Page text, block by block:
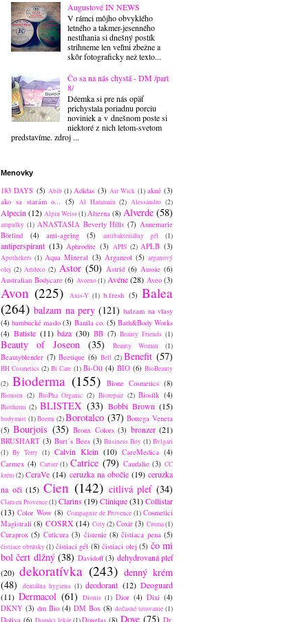
Augustové IN NEWS
V rámci môjho obvyklého
letného a takmer-jesenného
nestíhania si dnešný postík
strihneme len veľmi zbežne a
skôr fotograficky než texto...
Čo sa na nás chystá - DM /part
8/
Déemka si pre nás opäť
prichystala poriadnu porciu
noviniek a v dnešnom poste si
niektoré z nich letom-svetom
predstavíme. zdroj ...
Menovky
183 DAYS (5) Abib (1) Adidas (3) Air Wick (1) akné (3)
ako sa starám o...
(5) Al Haramain (2) Alessandro (2)
Alpecin (12) Alpin Weiss(1) Alterna (8) Alverde (58)
ampulky (1) ANASTASIA Beverly Hills (7) Annemarie
Börlind
(4) anti-ageing (5) antibakteriálny gél (1)
antiperspirant (13) Aphrodite (3) APIS (2) APLB (3)
Apothekers (1) Aqua Mineral (3) Arganeol (5) arganový
olej (2) Artdeco (2) Astor (50) Astrid (6) Aussie (6)
Australian Bodycare (6) Aveeno(1) Avéne (28) Aveo (3)
Avon (225) Axis-Y (1) b.fresh (5) Balea
(264) balzam na pery (121) balzam na vlasy
(4) bambucké maslo (3) Banila co. (5) Bath&Body Works
(4) Batiste (11) báza (30) BB (7) Beauty Friends (1)
Beauty of Joseon (35) Beauty Woman (1)
Beautyblender (7) Beetique (6) Bell (2) Benefit (57)
BH Cosmetics (2) Bi Care (1) Bi-Oil (4) BIO (6) BioBeauty
(2) Bioderma (155) Bione Cosmetics (8)
Bionsen (2) BioPha Organic (2) Biorepair (2) Biosilk (4)
Biotherm (2) BLISTEX (33) Bobbi Brown (15)
bodymist (1)Boemi (2)Borotalco (37) Bottega Veneta
(5) Bourjois (35) Bronx Colors (3) bronzer (21)
BRUSHART (3) Burt´s Bees (3) Business Boy (1) Bvlgari
(1) By Terry (1) Calvin Klein (10) CareMedica (4)
Carmex (4) Cartier (1) Catrice (79) Caudalie (3) CC
krém (2) CeraVe (14) ceruzka na obočie (19) ceruzka
na oči (15) Cien (142) citlivá pleť (34)
Clara en Provence(1) Clarins (19) Clinique (31)Collistar
(13) Color Wow (8) Compagnie de Provence (1) Cosmetici
Magistrali (8) COSRX (14) Coty(2) Coxir (3) Croma(1)
Curaprox (5) Cuticura (3) čistenie (8) čistiaca pena (5)
čistiace obrúsky(1) čistiaci gél (8) čistiaci olej (5) čo mi
bol čert dlžný (38) Davidoff (3) dehydrovaná pleť
(20) dekoratívka (243) denný krém
(48)
dentálna hygiena (1) deodorant (12) Deoguard
(11) Dermacol (61) Dionis (1) Dior (4) Dixi (4)
DKNY (3) dm Bio (4) DM Box (8) dočasné tetovanie (1)
Doliva (6) Domáci lekár (1) Douglas (8) Dove (75) Dr.